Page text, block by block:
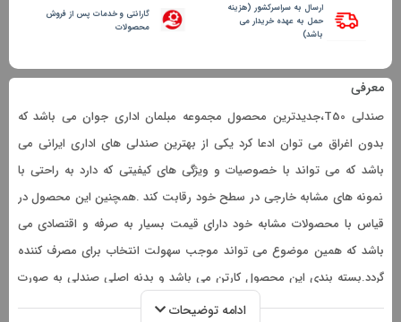
ارسال به سراسرکشور (هزینه
حمل به عهده خریدار می
باشد)
گارانتی و خدمات پس از فروش
محصولات
معرفی
صندلی T50،جدیدترین محصول مجموعه مبلمان اداری جوان می باشد که
بدون اغراق می توان ادعا کرد یکی از بهترین صندلی های اداری ایرانی می
باشد که می تواند با خصوصیات و ویژگی های کیفیتی که دارد به راحتی با
نمونه های مشابه خارجی در سطح خود رقابت کند .همچنین این محصول در
قیاس با محصولات مشابه خود دارای قیمت بسیار به صرفه و اقتصادی می
باشد که همین موضوع می تواند موجب سهولت انتخاب برای مصرف کننده
گردد.بسته بندی این محصول کارتن می باشد و بدنه اصلی صندلی به صورت
مونتاژ شده به همراه یک عدد پایه پنج پر چرخدار و یک عدد جک 12 سانت در
ادامه توضیحات